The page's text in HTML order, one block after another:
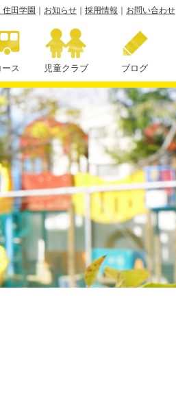
住田学園 お知らせ 採用情報 お問い合わせ
ス 児童クラブ ブログ